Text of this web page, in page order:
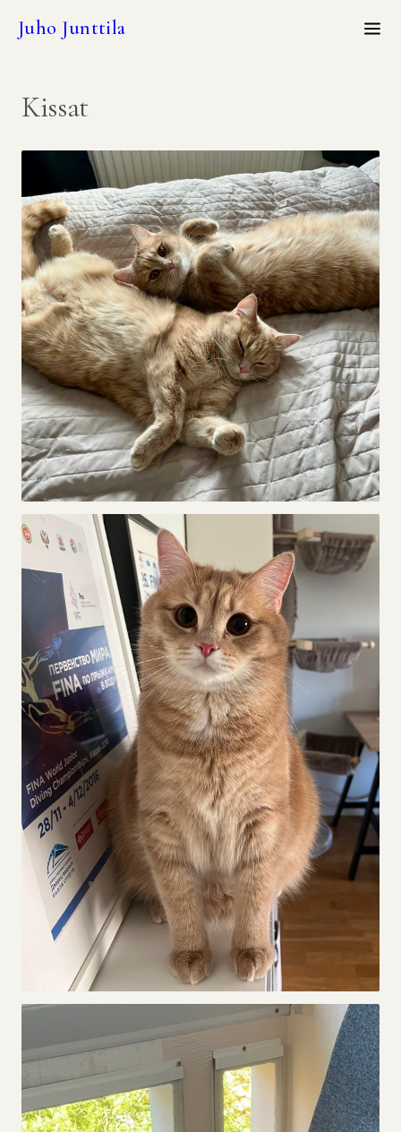
Juho Junttila
Kissat